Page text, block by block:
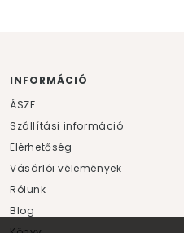
INFORMÁCIÓ
ÁSZF
Szállítási információ
Elérhetőség
Vásárlói vélemények
Rólunk
Blog